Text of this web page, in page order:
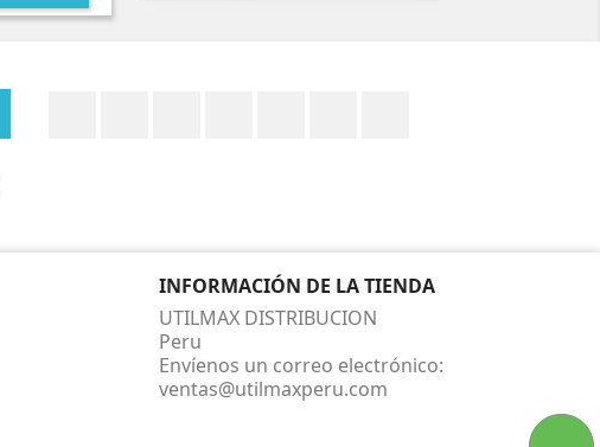
INFORMACIÓN DE LA TIENDA
UTILMAX DISTRIBUCION
Peru
Envíenos un correo electrónico:
ventas@utilmaxperu.com